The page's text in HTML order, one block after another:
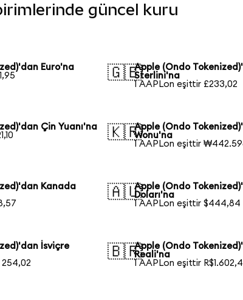
güncel kuru
Euro'na
🇬🇧Apple (Ondo
Sterlini'na
1 AAPLon eşittir £233,02
Çin Yuanı'na
🇰🇷Apple (Ondo
Wonu'na
1 AAPLon eşittir
Kanada
🇦🇺Apple (Ondo
Doları'na
1 AAPLon eşittir $444,84
İsviçre
254,02
🇧🇷Apple (Ondo
Reali'na
1 AAPLon eşittir